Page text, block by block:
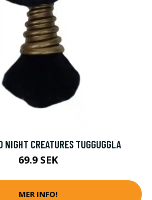
NIGHT CREATURES TUGGUGGLA
69.9 SEK
MER INFO!